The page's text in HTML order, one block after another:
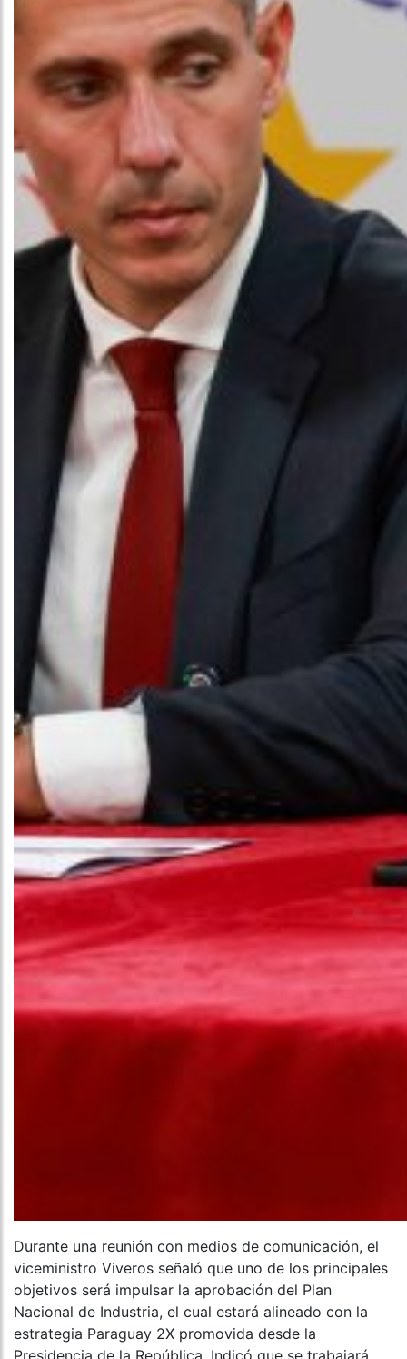
Durante una reunión con medios de comunicación, el
viceministro Viveros señaló que uno de los principales
objetivos será impulsar la aprobación del Plan
Nacional de Industria, el cual estará alineado con la
estrategia Paraguay 2X promovida desde la